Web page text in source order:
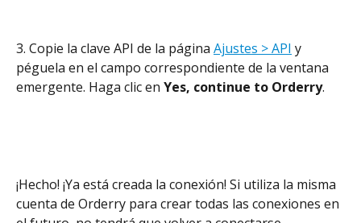
3. Copie la clave API de la página Ajustes > API y
péguela en el campo correspondiente de la ventana
emergente. Haga clic en Yes, continue to Orderry.
¡Hecho! ¡Ya está creada la conexión! Si utiliza la misma
cuenta de Orderry para crear todas las conexiones en